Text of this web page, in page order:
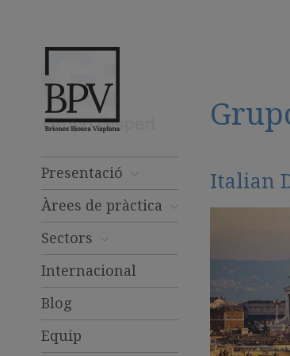
Presentació
Àrees de pràctica
Sectors
Internacional
Blog
Equip
Italian